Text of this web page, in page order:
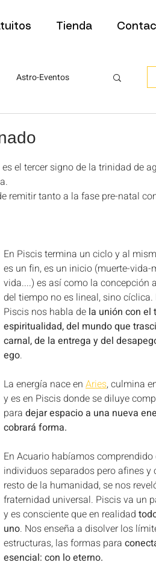
Tienda
Astro-Eventos
lunares
Revolución solar
el tercer signo de la trinidad de
remitir tanto a la fase pre-natal
En Piscis termina un ciclo y al
es un fin, es un inicio (muerte-vida-
vida....) es así como la concepción
del tiempo no es lineal, sino cíclica.
Piscis nos habla de la unión con el
espiritualidad, del mundo que
carnal, de la entrega y del
ego.
La energía nace en Aries, culmina
y es en Piscis donde se diluye
para dejar espacio a una nueva
cobrará forma.
En Acuario habíamos
individuos separados pero afines y
resto de la humanidad, se nos
fraternidad universal. Piscis va un
y es consciente que en realidad
uno. Nos enseña a disolver los
estructuras, las formas para
esencial: con lo eterno.